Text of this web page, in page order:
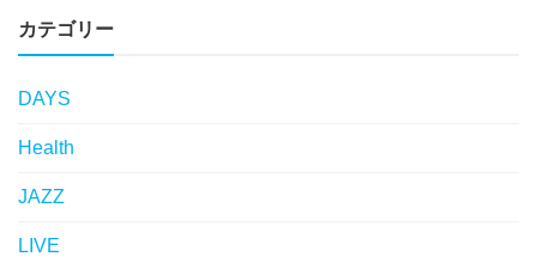
カテゴリー
DAYS
Health
JAZZ
LIVE